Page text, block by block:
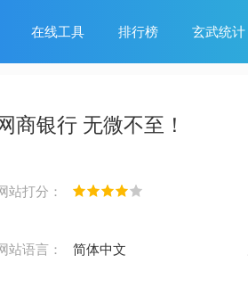
在线工具 排行榜 玄武统计
商银行 无微不至！
站打分：
站语言： 简体中文